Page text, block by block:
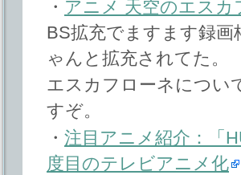
・ アニメ 天空のエスカ
BS拡充でますます録
ゃんと拡充されてた。
エスカフローネについ
すぞ。
・ 注目アニメ紹介：「
度目のテレビアニメ化